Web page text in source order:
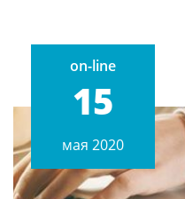
on-line
15
мая 2020